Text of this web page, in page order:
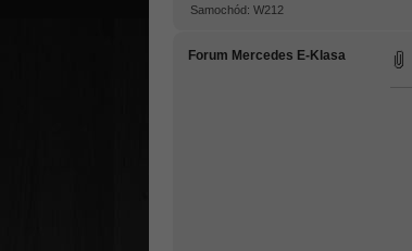
Samochód: W212
Forum Mercedes E-Klasa